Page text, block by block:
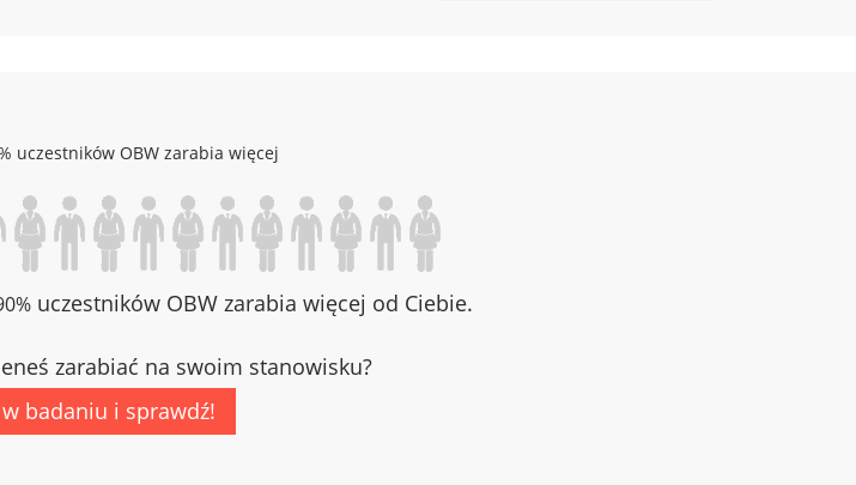
uczestników OBW zarabia więcej
uczestników OBW zarabia więcej od Ciebie.
zarabiać na swoim stanowisku?
w badaniu i sprawdź!